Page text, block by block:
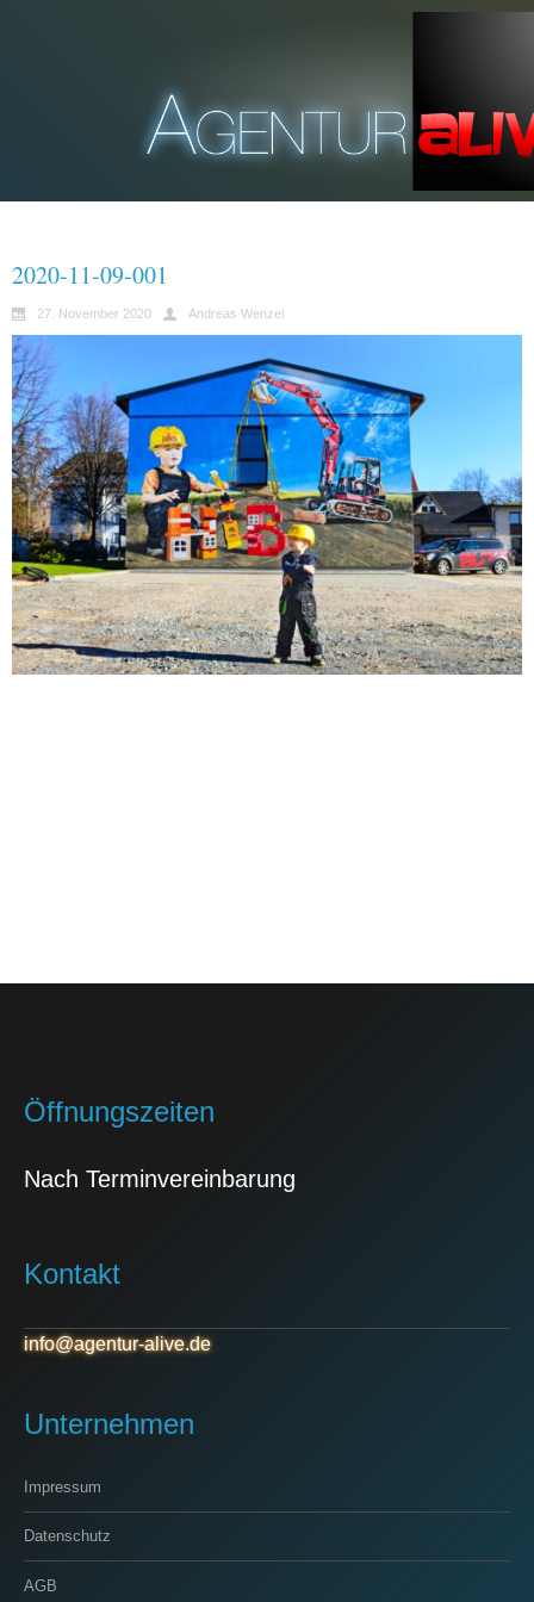
2020-11-09-001
27. November 2020 Andreas Wenzel
Öffnungszeiten
Nach Terminvereinbarung
Kontakt
info@agentur-alive.de
Unternehmen
Impressum
Datenschutz
AGB